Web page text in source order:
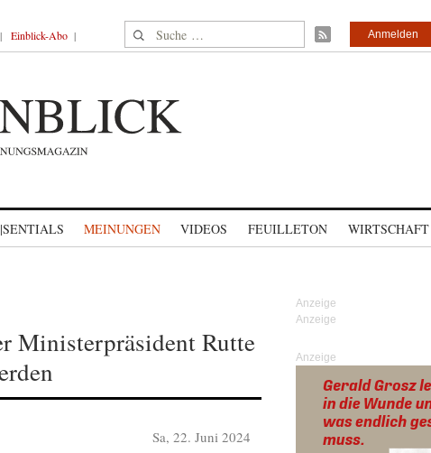
Einblick-Abo Suche nach: Anmelden
MEINUNGEN VIDEOS FEUILLETON WIRTSCHAFT
Ministerpräsident Rutte
Sa, 22. Juni 2024
Anzeige